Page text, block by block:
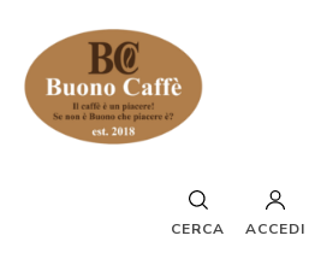
CERCA ACCEDI